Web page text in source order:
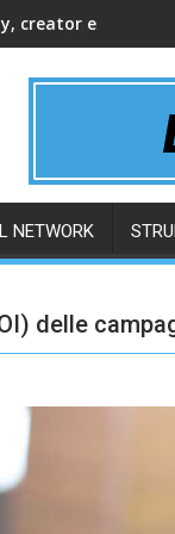
creator e gruppi
NETWORK
delle